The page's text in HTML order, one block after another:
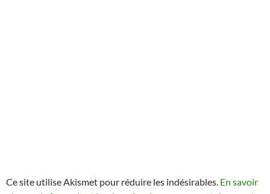
Ce site utilise Akismet pour réduire les indésirables. En savoir